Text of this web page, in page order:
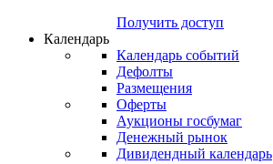
Получить доступ
Календарь
Календарь событий
Дефолты
Размещения
Оферты
Аукционы госбумаг
Денежный рынок
Дивидендный календарь